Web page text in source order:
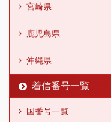
宮崎県
鹿児島県
沖縄県
着信番号一覧
国番号一覧